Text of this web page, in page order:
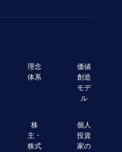
理念
体系
価値
創造
モデ
ル
株
主・
株式
個人
投資
家の